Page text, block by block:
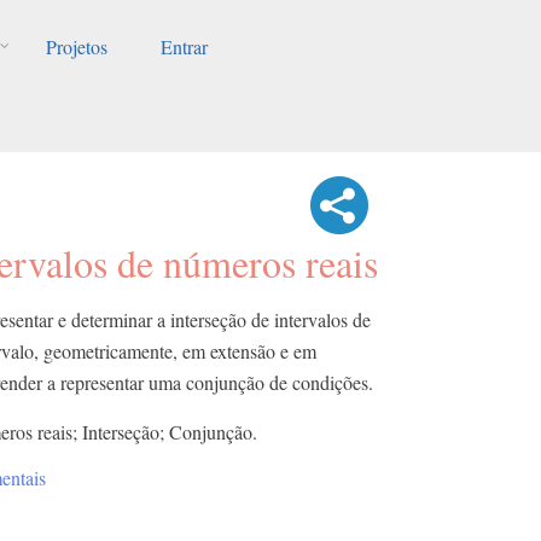
Projetos Entrar
de números reais
e determinar a interseção de intervalos de
geometricamente, em extensão e em
a representar uma conjunção de condições.
reais; Interseção; Conjunção.